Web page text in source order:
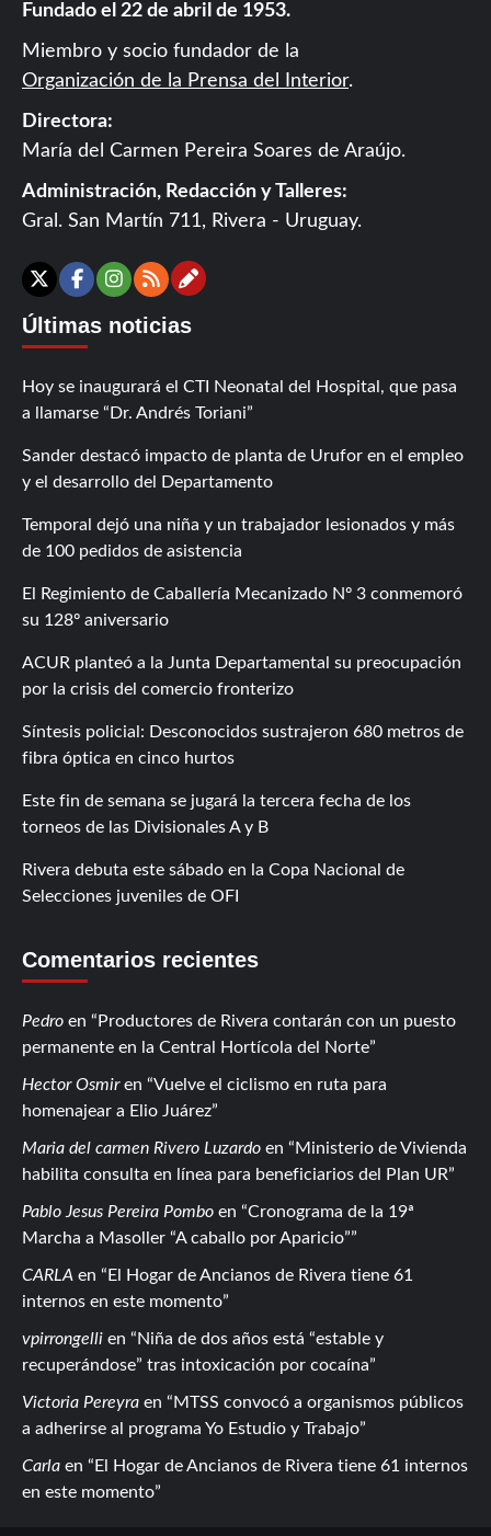
Fundado el 22 de abril de 1953.
Miembro y socio fundador de la
Organización de la Prensa del Interior.
Directora:
María del Carmen Pereira Soares de Araújo.
Administración, Redacción y Talleres:
Gral. San Martín 711, Rivera - Uruguay.
X Facebook
Instagram
RSSContáctanos
Últimas noticias
Hoy se inaugurará el CTI Neonatal del Hospital, que pasa
a llamarse “Dr. Andrés Toriani”
Sander destacó impacto de planta de Urufor en el empleo
y el desarrollo del Departamento
Temporal dejó una niña y un trabajador lesionados y más
de 100 pedidos de asistencia
El Regimiento de Caballería Mecanizado Nº 3 conmemoró
su 128º aniversario
ACUR planteó a la Junta Departamental su preocupación
por la crisis del comercio fronterizo
Síntesis policial: Desconocidos sustrajeron 680 metros de
fibra óptica en cinco hurtos
Este fin de semana se jugará la tercera fecha de los
torneos de las Divisionales A y B
Rivera debuta este sábado en la Copa Nacional de
Selecciones juveniles de OFI
Comentarios recientes
Pedro en
Productores de Rivera contarán con un puesto
permanente en la Central Hortícola del Norte
Hector Osmiren
Vuelve el ciclismo en ruta para
homenajear a Elio Juárez
Maria del carmen Rivero Luzardo en
Ministerio de Vivienda
habilita consulta en línea para beneficiarios del Plan UR
Pablo Jesus Pereira Pombo en
Cronograma de la 19ª
Marcha a Masoller “A caballo por Aparicio”
CARLA en
El Hogar de Ancianos de Rivera tiene 61
internos en este momento
vpirrongelli en
Niña de dos años está “estable y
recuperándose” tras intoxicación por cocaína
Victoria Pereyra en
MTSS convocó a organismos públicos
a adherirse al programa Yo Estudio y Trabajo
Carla en
El Hogar de Ancianos de Rivera tiene 61 internos
en este momento